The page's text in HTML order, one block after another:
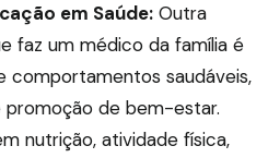
em Saúde: Outra
faz um médico da família é
comportamentos saudáveis,
de bem-estar.
nutrição, atividade física,